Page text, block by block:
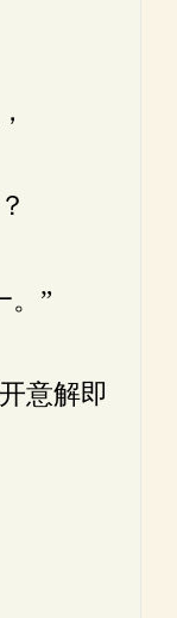
。”
意解即